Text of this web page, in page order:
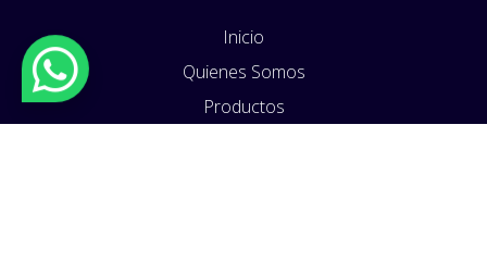
Inicio
Quienes Somos
Productos